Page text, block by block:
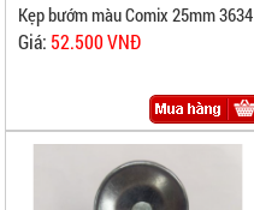
Kẹp bướm màu Comix 25mm 3634
Giá: 52.500 VNĐ